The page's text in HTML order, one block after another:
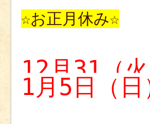
☆お正月休み☆
12月31（
1月5日（日